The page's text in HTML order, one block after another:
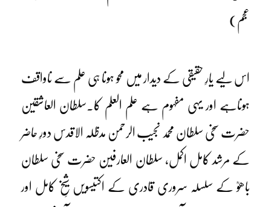
عجم)
اس لیے یارِ حقیقی کے دیدار میں محو ہونا ہی علم سے ناواقف
ہوناہے اور یہی مفہوم ہے علم العلم کا۔سلطان العاشقین
حضرت سخی سلطان محمد نجیب الرحمن مدظلہ الاقدس دورِ حاضر
کے مرشد کامل اکمل، سلطان العارفین حضرت سخی سلطان
باھوؒ کے سلسلہ سروری قادری کے اکتیسویں شیخِ کامل اور